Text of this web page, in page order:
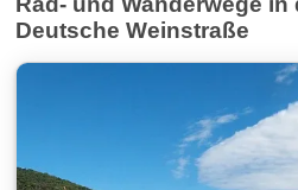
Deutsche Weinstraße